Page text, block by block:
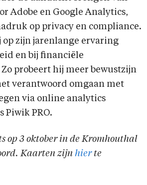
Adobe en Google Analytics,
op privacy en compliance.
op zijn jarenlange ervaring
en bij financiële
probeert hij meer bewustzijn
verantwoord omgaan met
via online analytics
Piwik PRO.
op 3 oktober in de Kromhouthal
Kaarten zijn hierte